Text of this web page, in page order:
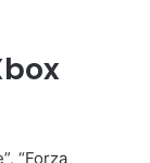
“Forza